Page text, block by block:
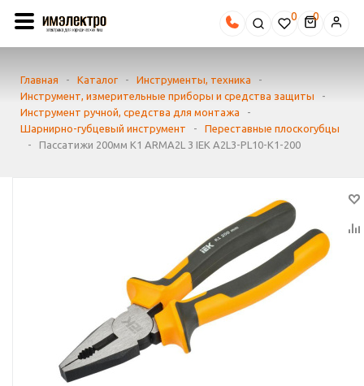
0
Главная - Каталог - Инструменты, техника
-
Инструмент, измерительные приборы и средства защиты
-
Инструмент ручной, средства для монтажа
-
Шарнирно-губцевый инструмент
-
Переставные плоскогубцы
-
Пассатижи 200мм K1 ARMA2L 3 IEK A2L3-PL10-K1-200